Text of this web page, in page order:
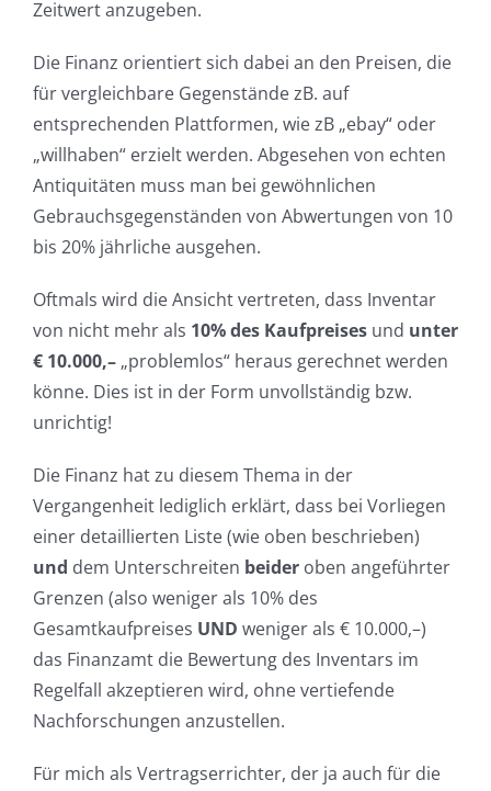
Zeitwert anzugeben.
Die Finanz orientiert sich dabei an den Preisen, die
für vergleichbare Gegenstände zB. auf
entsprechenden Plattformen, wie zB „ebay“ oder
„willhaben“ erzielt werden. Abgesehen von echten
Antiquitäten muss man bei gewöhnlichen
Gebrauchsgegenständen von Abwertungen von 10
bis 20% jährliche ausgehen.
Oftmals wird die Ansicht vertreten, dass Inventar
von nicht mehr als 10% des Kaufpreisesund unter
€ 10.000,–„problemlos“ heraus gerechnet werden
könne. Dies ist in der Form unvollständig bzw.
unrichtig!
Die Finanz hat zu diesem Thema in der
Vergangenheit lediglich erklärt, dass bei Vorliegen
einer detaillierten Liste (wie oben beschrieben)
und dem Unterschreiten beideroben angeführter
Grenzen (also weniger als 10% des
Gesamtkaufpreises UND weniger als € 10.000,–)
das Finanzamt die Bewertung des Inventars im
Regelfall akzeptieren wird, ohne vertiefende
Nachforschungen anzustellen.
Für mich als Vertragserrichter, der ja auch für die